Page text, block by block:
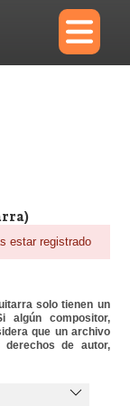
×
estar registrado
solo tienen un
algún compositor,
que un archivo
de autor,